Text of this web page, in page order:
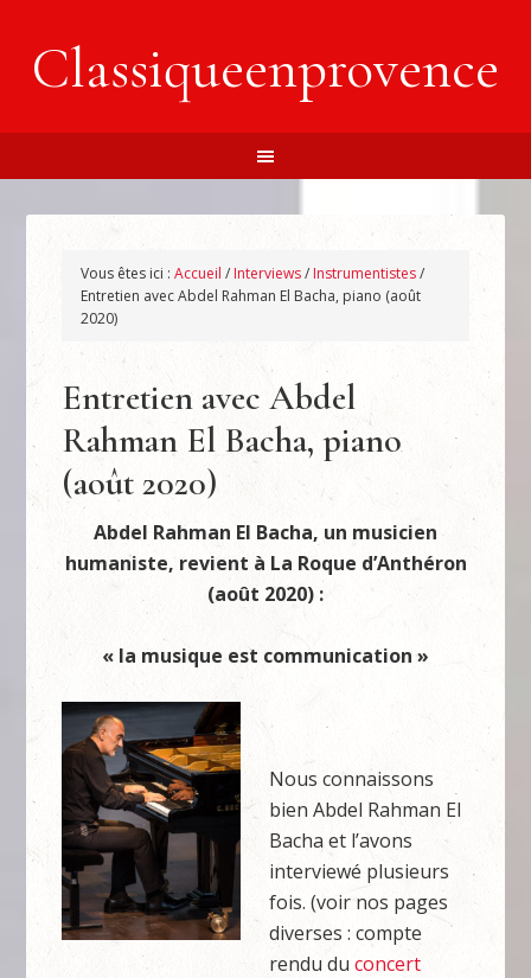
Classiqueenprovence
Vous êtes ici :Accueil / Interviews/ Instrumentistes/
Entretien avec Abdel Rahman El Bacha, piano (août
2020)
Entretien avec Abdel
Rahman El Bacha, piano
(août 2020)
Abdel Rahman El Bacha, un musicien
humaniste, revient à La Roque d’Anthéron
(août 2020) :
« la musique est communication »
Nous connaissons
bien Abdel Rahman El
Bacha et l’avons
interviewé plusieurs
fois. (voir nos pages
diverses : compte
rendu duconcert